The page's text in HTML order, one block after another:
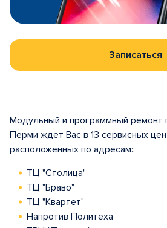
Записаться
Модульный и программный ремонт
Перми ждет Вас в 13 сервисных
расположенных по адресам::
ТЦ "Столица"
ТЦ "Браво"
ТЦ "Квартет"
Напротив Политеха